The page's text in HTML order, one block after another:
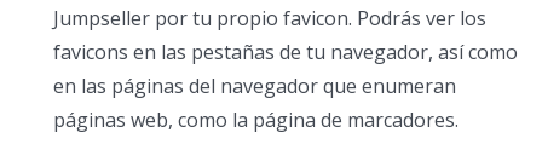
Jumpseller por tu propio favicon. Podrás ver los
favicons en las pestañas de tu navegador, así como
en las páginas del navegador que enumeran
páginas web, como la página de marcadores.